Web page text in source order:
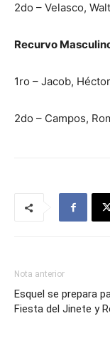
2do – Velasco,
Recurvo
1ro – Jacob,
2do – Campos,
Nota anterior
Esquel se prepara
Fiesta del Jinete y